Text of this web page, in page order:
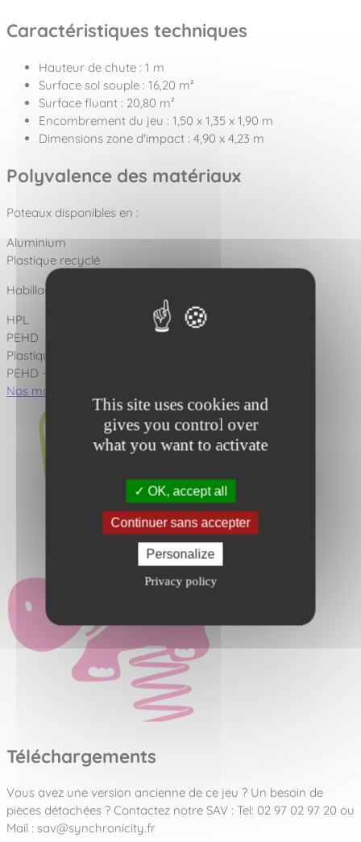
This site uses cookies and
gives you control over
what you want to activate
OK, accept all
Continuer sans accepter
Personalize
Privacy policy
Caractéristiques techniques
Hauteur de chute : 1 m
Surface sol souple : 16,20 m²
Surface fluant : 20,80 m²
Encombrement du jeu : 1,50 x 1,35 x 1,90 m
Dimensions zone d'impact : 4,90 x 4,23 m
Polyvalence des matériaux
Poteaux disponibles en :
Aluminium
Plastique recyclé
Habillages disponibles en :
HPL
PEHD
Plastique recyclé
PEHD - HPL
Nos matériaux
Téléchargements
Vous avez une version ancienne de ce jeu ? Un besoin de
pièces détachées ? Contactez notre SAV : Tel: 02 97 02 97 20 ou
Mail : sav@synchronicity.fr